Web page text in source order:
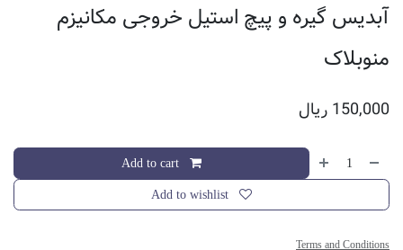
آبدیس گیره و پیچ استیل خروجی مکانیزم
منوبلاک
150,000 ریال
Add to cart
Add to wishlist
Terms and Conditions